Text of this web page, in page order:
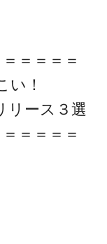
＝＝＝＝
い！
リース３選
＝＝＝＝